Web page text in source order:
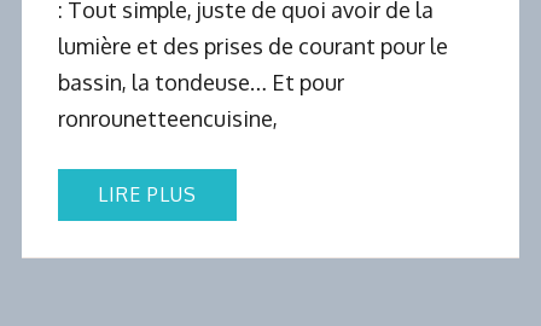
: Tout simple, juste de quoi avoir de la
lumière et des prises de courant pour le
bassin, la tondeuse… Et pour
ronrounetteencuisine,
LIRE PLUS